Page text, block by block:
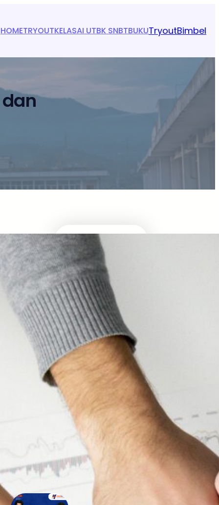
HOMETRYOUTKELASAI UTBK SNBTBUKUTryoutBimbel
Masuk Univ Impian
UTBK SNBT
MEDIA INFOMRASI TERUPDATE SEPUTAR
KAMPUS DAN UJIAN MASUK
Twitter YouTube LinkedIn
RECENT POSTS